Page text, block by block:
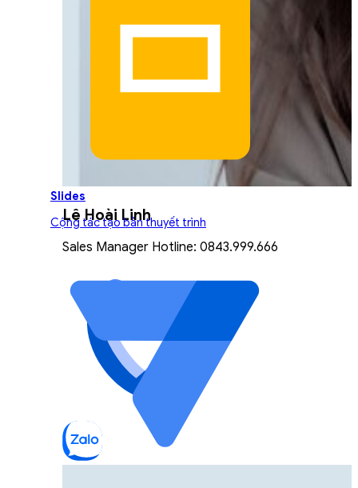
Lê Hoài Linh
Sales Manager Hotline: 0843.999.666
Slides
Cộng tác tạo bản thuyết trình